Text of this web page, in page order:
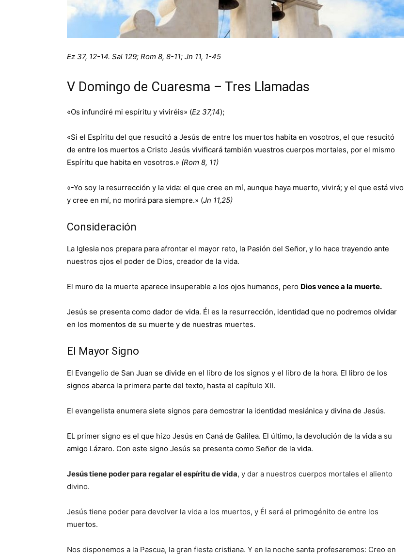
Ez 37, 12-14. Sal 129; Rom 8, 8-11; Jn 11, 1-45
V Domingo de Cuaresma – Tres Llamadas
«Os infundiré mi espíritu y viviréis» (Ez 37,14);
«Si el Espíritu del que resucitó a Jesús de entre los muertos habita en vosotros, el que resucitó
de entre los muertos a Cristo Jesús vivificará también vuestros cuerpos mortales, por el mismo
Espíritu que habita en vosotros.» (Rom 8, 11)
«-Yo soy la resurrección y la vida: el que cree en mí, aunque haya muerto, vivirá; y el que está vivo
y cree en mí, no morirá para siempre.» (Jn 11,25)
Consideración
La Iglesia nos prepara para afrontar el mayor reto, la Pasión del Señor, y lo hace trayendo ante
nuestros ojos el poder de Dios, creador de la vida.
El muro de la muerte aparece insuperable a los ojos humanos, pero Dios vence a la muerte.
Jesús se presenta como dador de vida. Él es la resurrección, identidad que no podremos olvidar
en los momentos de su muerte y de nuestras muertes.
El Mayor Signo
El Evangelio de San Juan se divide en el libro de los signos y el libro de la hora. El libro de los
signos abarca la primera parte del texto, hasta el capítulo XII.
El evangelista enumera siete signos para demostrar la identidad mesiánica y divina de Jesús.
EL primer signo es el que hizo Jesús en Caná de Galilea. El último, la devolución de la vida a su
amigo Lázaro. Con este signo Jesús se presenta como Señor de la vida.
Jesús tiene poder para regalar el espíritu de vida, y dar a nuestros cuerpos mortales el aliento
divino.
Jesús tiene poder para devolver la vida a los muertos, y Él será el primogénito de entre los
muertos.
Nos disponemos a la Pascua, la gran fiesta cristiana. Y en la noche santa profesaremos: Creo en